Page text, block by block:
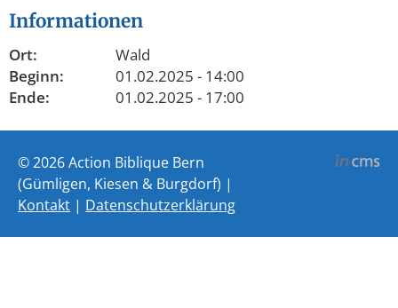
Informationen
Ort:
Wald
Beginn:
01.02.2025 - 14:00
Ende:
01.02.2025 - 17:00
© 2026 Action Biblique Bern
(Gümligen, Kiesen & Burgdorf) |
Kontakt | Datenschutzerklärung